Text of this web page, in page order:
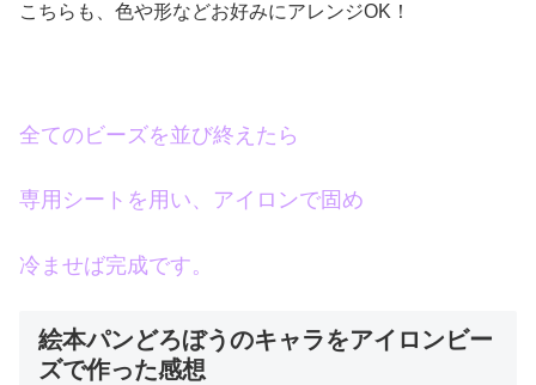
こちらも、色や形などお好みにアレンジOK！
全てのビーズを並び終えたら
専用シートを用い、アイロンで固め
冷ませば完成です。
絵本パンどろぼうのキャラをアイロンビー
ズで作った感想